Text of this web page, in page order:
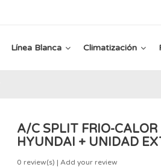
Línea Blanca Climatización
A/C SPLIT FRIO-
HYUNDAI + UNIDAD
0 review(s) | Add your review